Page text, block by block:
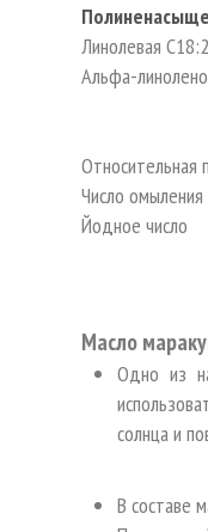
Альфа-
Число
Йодное
Масло
Одно из
солнца и
В составе